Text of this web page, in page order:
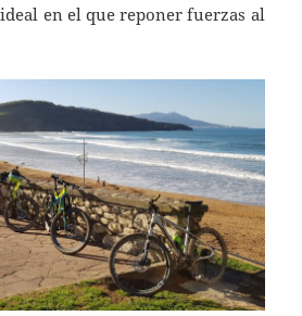
en el que reponer fuerzas al